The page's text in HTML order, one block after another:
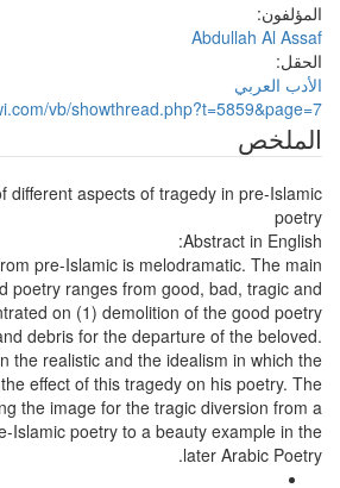
المؤلفون:
Abdullah Al Assaf
الحقل:
الأدب العربي
vb/showthread.php?t=5859&page=7
الملخص
different aspects of tragedy in pre-Islamic
poetry
Abstract in English:
pre-Islamic is melodramatic. The main
poetry ranges from good, bad, tragic and
on (1) demolition of the good poetry
debris for the departure of the beloved.
the realistic and the idealism in which the
effect of this tragedy on his poetry. The
the image for the tragic diversion from a
Islamic poetry to a beauty example in the
later Arabic Poetry.